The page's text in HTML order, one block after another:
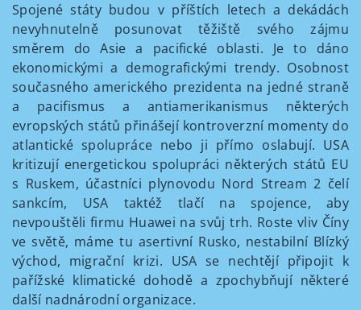
Spojené státy budou v příštích letech a dekádách
nevyhnutelně posunovat těžiště svého zájmu
směrem do Asie a pacifické oblasti. Je to dáno
ekonomickými a demografickými trendy. Osobnost
současného amerického prezidenta na jedné straně
a pacifismus a antiamerikanismus některých
evropských států přinášejí kontroverzní momenty do
atlantické spolupráce nebo ji přímo oslabují. USA
kritizují energetickou spolupráci některých států EU
s Ruskem, účastníci plynovodu Nord Stream 2 čelí
sankcím, USA taktéž tlačí na spojence, aby
nevpouštěli firmu Huawei na svůj trh. Roste vliv Číny
ve světě, máme tu asertivní Rusko, nestabilní Blízký
východ, migrační krizi. USA se nechtějí připojit k
pařížské klimatické dohodě a zpochybňují některé
další nadnárodní organizace.